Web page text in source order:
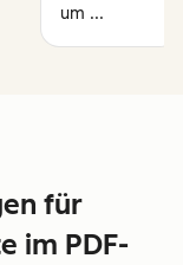
um ...
für
im PDF-